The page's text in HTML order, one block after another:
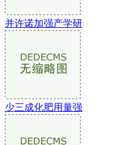
并许诺加强产学研
少三成化肥用量强